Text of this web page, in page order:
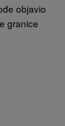
objavio
granice